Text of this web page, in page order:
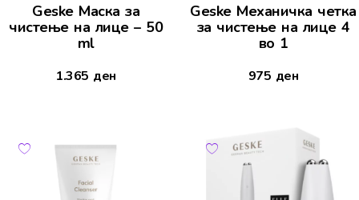
Geske Маска за
чистење на лице – 50
ml
1.365 ден
Geske Механичка четка
за чистење на лице 4
во 1
975 ден